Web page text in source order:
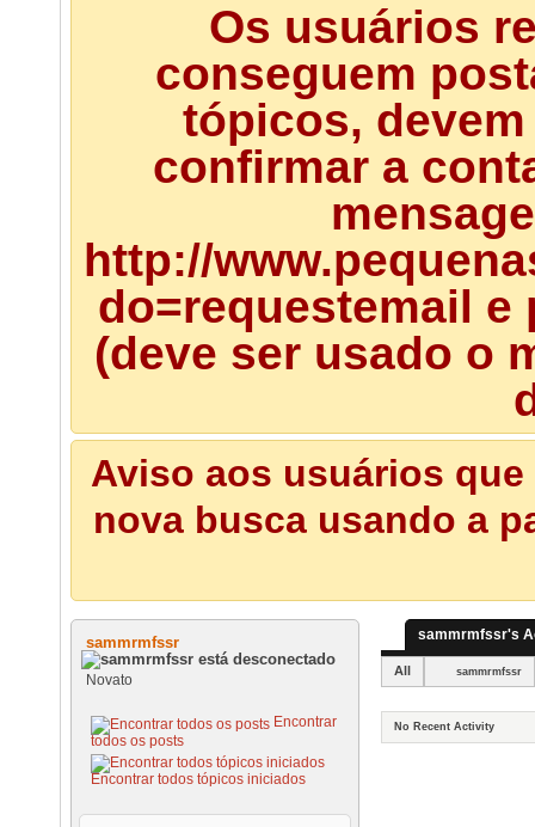
Os usuários
conseguem
tópicos,
confirmar a
http://
do=requestemail
(deve ser usado o
Aviso aos usuários
nova busca usando a
sammrmfssr
Novato
Encontrar
todos os posts
Encontrar todos tópicos iniciados
sammrmfssr's
All sammrmfssr
No Recent Activity